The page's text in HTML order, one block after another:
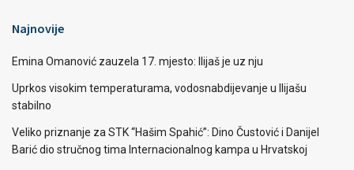
Najnovije
Emina Omanović zauzela 17. mjesto: Ilijaš je uz nju
Uprkos visokim temperaturama, vodosnabdijevanje u Ilijašu
stabilno
Veliko priznanje za STK “Hašim Spahić”: Dino Čustović i Danijel
Barić dio stručnog tima Internacionalnog kampa u Hrvatskoj